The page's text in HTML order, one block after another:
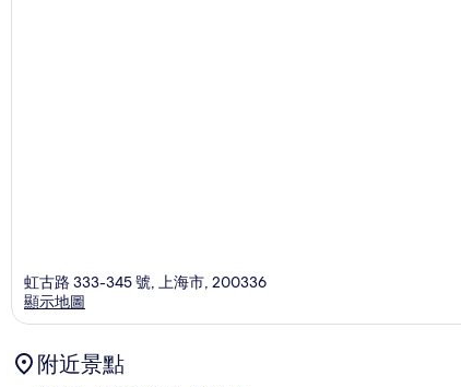
虹古路 333-345 號, 上海市, 200336
顯示地圖
附近景點